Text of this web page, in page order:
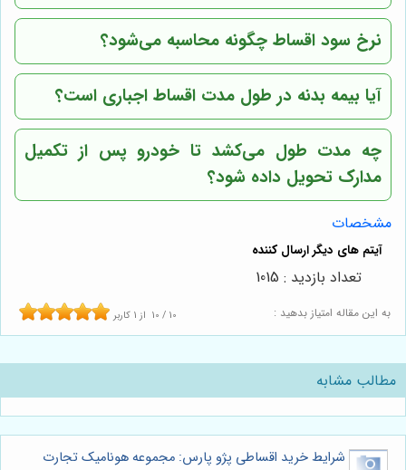
نرخ سود اقساط چگونه محاسبه می‌شود؟
آیا بیمه بدنه در طول مدت اقساط اجباری است؟
چه مدت طول می‌کشد تا خودرو پس از تکمیل
مدارک تحویل داده شود؟
مشخصات
به این مقاله امتیاز بدهید : 10 / 10 از 1 کاربر
تعداد بازدید : 1015
مطالب مشابه
شرایط خرید اقساطی پژو پارس: مجموعه هونامیک تجارت